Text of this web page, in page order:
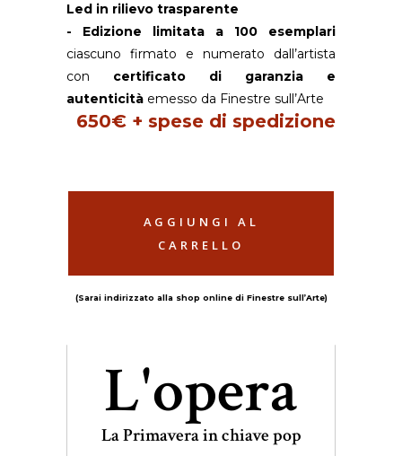
Led in rilievo trasparente
- Edizione limitata a 100 esemplari
ciascuno firmato e numerato dall’artista
con certificato di garanzia e
autenticità emesso da Finestre sull’Arte
650€ + spese di spedizione
AGGIUNGI AL
CARRELLO
(Sarai indirizzato alla shop online di Finestre sull’Arte)
L'opera
La Primavera in chiave pop